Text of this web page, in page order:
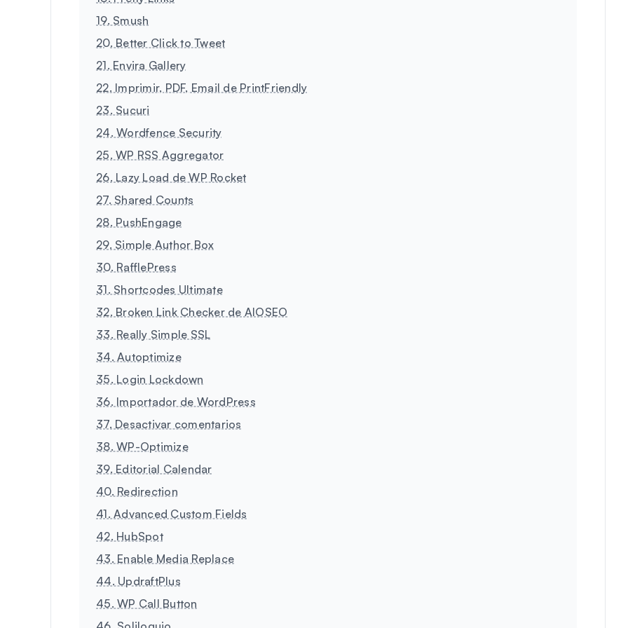
19. Smush
20. Better Click to Tweet
21. Envira Gallery
22. Imprimir, PDF, Email de PrintFriendly
23. Sucuri
24. Wordfence Security
25. WP RSS Aggregator
26. Lazy Load de WP Rocket
27. Shared Counts
28. PushEngage
29. Simple Author Box
30. RafflePress
31. Shortcodes Ultimate
32. Broken Link Checker de AIOSEO
33. Really Simple SSL
34. Autoptimize
35. Login Lockdown
36. Importador de WordPress
37. Desactivar comentarios
38. WP-Optimize
39. Editorial Calendar
40. Redirection
41. Advanced Custom Fields
42. HubSpot
43. Enable Media Replace
44. UpdraftPlus
45. WP Call Button